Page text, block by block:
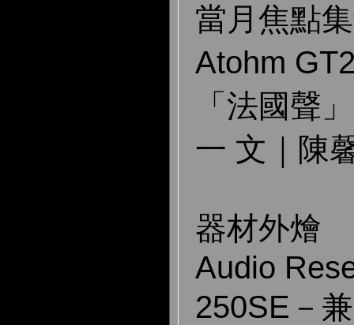
當月焦點
Atohm
「法國聲
一 文｜陳
器材外燴
Audio
250SE－